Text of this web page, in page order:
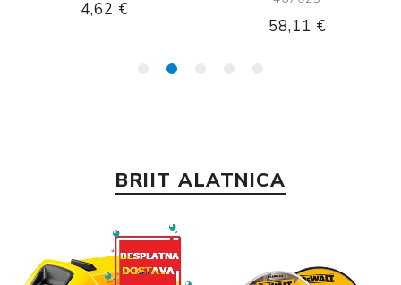
352,91 €
BRIIT ALATNICA